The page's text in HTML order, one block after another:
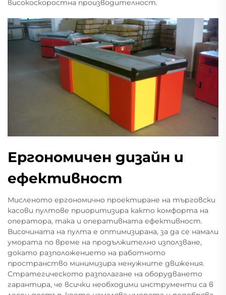
високоскоростна производителност.
Ергономичен дизайн и
ефективност
Мисленото ергономично проектиране на търговски
касови пултове приоритизира както комфорта на
оператора, така и оперативната ефективност.
Височината на пулта е оптимизирана, за да се намали
умората по време на продължително използване,
докато разположението на работното
пространство минимизира ненужните движения.
Стратегическото разполагане на оборудването
гарантира, че всички необходими инструменти са в